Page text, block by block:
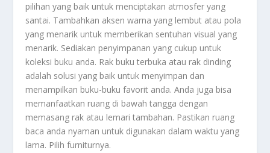
pilihan yang baik untuk menciptakan atmosfer yang
santai. Tambahkan aksen warna yang lembut atau pola
yang menarik untuk memberikan sentuhan visual yang
menarik. Sediakan penyimpanan yang cukup untuk
koleksi buku anda. Rak buku terbuka atau rak dinding
adalah solusi yang baik untuk menyimpan dan
menampilkan buku-buku favorit anda. Anda juga bisa
memanfaatkan ruang di bawah tangga dengan
memasang rak atau lemari tambahan. Pastikan ruang
baca anda nyaman untuk digunakan dalam waktu yang
lama. Pilih furniturnya.